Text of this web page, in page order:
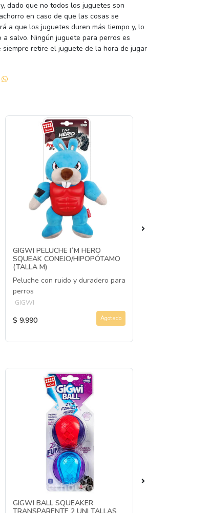
dado que no todos los juguetes son
en caso de que las cosas se
a que los juguetes duren más tiempo y, lo
salvo. Ningún juguete para perros es
retire el juguete de la hora de jugar
GIGWI PELUCHE I´M HERO
SQUEAK CONEJO/HIPOPÓTAMO
(TALLA M)
Peluche con ruido y duradero para
perros
GIGWI
$ 9.990 Agotado
GIGWI BALL SQUEAKER